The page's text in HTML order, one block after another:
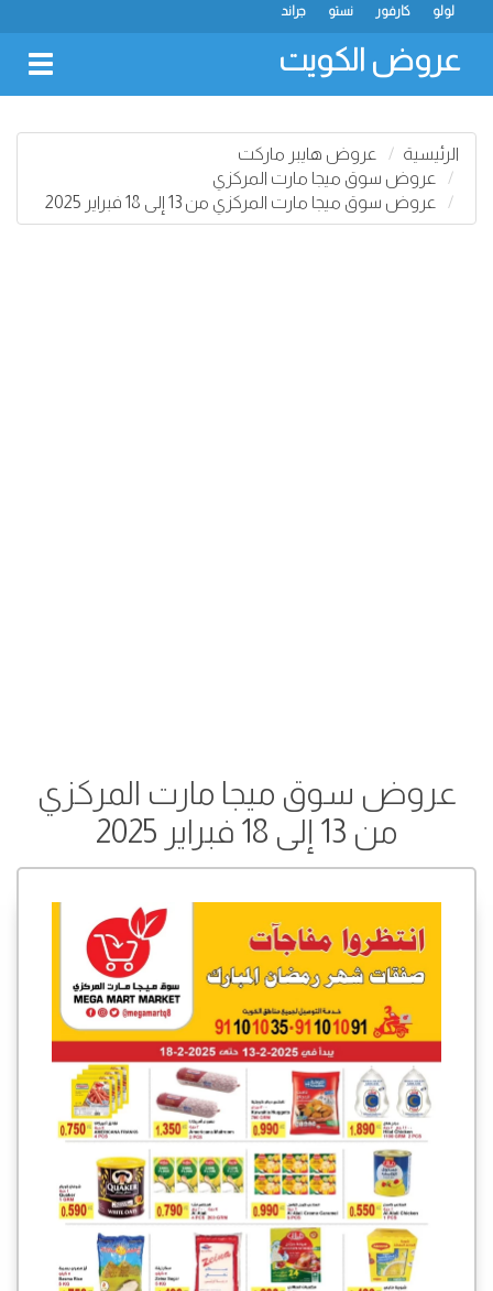
جراند نستو كارفور لولو
عروض الكويت
الرئيسية
عروض هايبر ماركت
عروض سوق ميجا مارت المركزي
عروض سوق ميجا مارت المركزي من 13 إلى 18 فبراير 2025
عروض سوق ميجا مارت المركزي
من 13 إلى 18 فبراير 2025